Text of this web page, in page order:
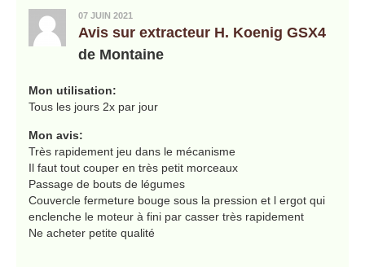
07 JUIN 2021
Avis sur extracteur H. Koenig GSX4
de Montaine
Mon utilisation:
Tous les jours 2x par jour
Mon avis:
Très rapidement jeu dans le mécanisme
Il faut tout couper en très petit morceaux
Passage de bouts de légumes
Couvercle fermeture bouge sous la pression et l ergot qui
enclenche le moteur à fini par casser très rapidement
Ne acheter petite qualité